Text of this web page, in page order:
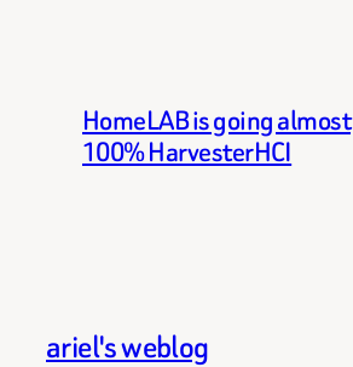
HomeLAB is going almost
100% HarvesterHCI
ariel's weblog